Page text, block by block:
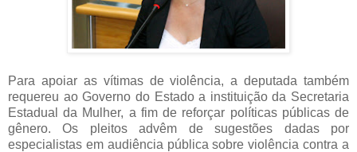
Para apoiar as vítimas de violência, a deputada também
requereu ao Governo do Estado a instituição da Secretaria
Estadual da Mulher, a fim de reforçar políticas públicas de
gênero. Os pleitos advêm de sugestões dadas por
especialistas em audiência pública sobre violência contra a